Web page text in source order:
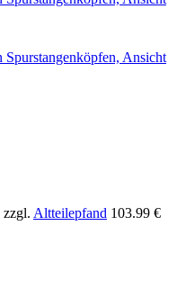
zzgl. Altteilepfand 103.99 €